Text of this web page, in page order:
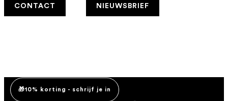
CONTACT NIEUWSBRIEF
🎁10% korting - schrijf je in